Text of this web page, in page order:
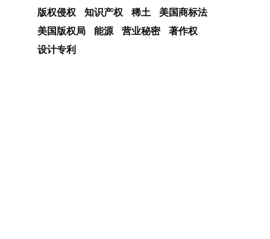
版权侵权
知识产权 稀土
美国商标法
美国版权局
能源 营业秘密
著作权
设计专利